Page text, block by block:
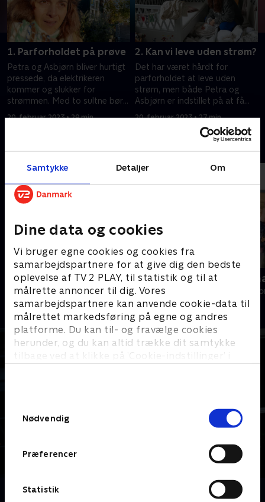
Samtykke Detaljer Om
Dine data og cookies
Vi bruger egne cookies og cookies fra
samarbejdspartnere for at give dig den bedste
oplevelse af TV 2 PLAY, til statistik og til at
målrette annoncer til dig. Vores
samarbejdspartnere kan anvende cookie-data til
målrettet markedsføring på egne og andres
platforme. Du kan til- og fravælge cookies
herunder, og du kan altid trække dit samtykke
tilbage ved at klikke på ’Cookie-indstillinger’ i
Nødvendig
Præferencer
Statistik
1. Parforholdet på prøve
Petra og Asbjørn bliver hurtigt
pressede, da elektrikeren
kommer og slukker for
strømmen. Med to sultne børn
trangia indendørs er farligt og
20. februar 2023 • 29 min
2. Kan vi leve uden strøm?
Det har været hårdt for
parforholdet at leve uden
strøm, men både Petra og
Asbjørn er indstillet på at få
programmernes udgivelse har
Sikkerhedsstyrelsen gjort TV 2
trangia indendørs er farligt og
20. februar 2023 • 27 min
Størst
Livsstil • 6 sæsoner
Beier over
Livsstil • 1
Om Petra slukker strømmen